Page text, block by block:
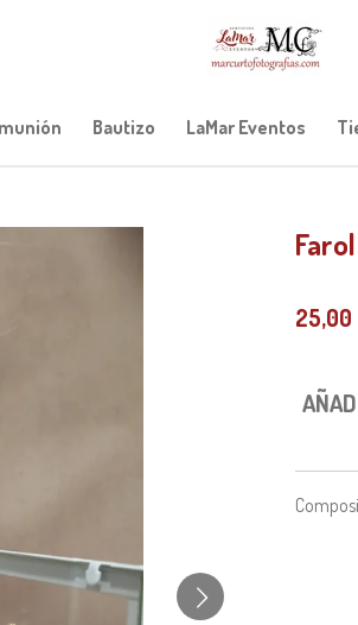
Bautizo LaMar Eventos
25,00